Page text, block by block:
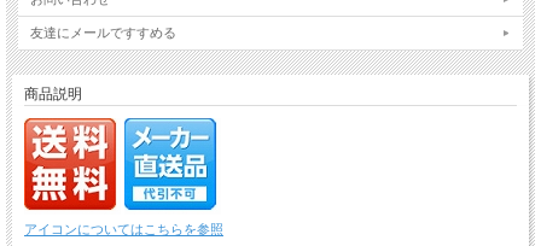
友達にメールですすめる
商品説明
アイコンについてはこちらを参照